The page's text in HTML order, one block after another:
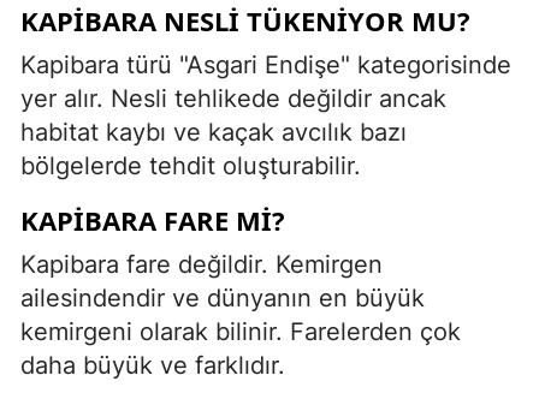
KAPIBARA NESLI TÜKENIYOR MU?
Kapibara türü "Asgari Endişe" kategorisinde
yer alır. Nesli tehlikede değildir ancak
habitat kaybı ve kaçak avcılık bazı
bölgelerde tehdit oluşturabilir.
KAPIBARA FARE MI?
Kapibara fare değildir. Kemirgen
ailesindendir ve dünyanın en büyük
kemirgeni olarak bilinir. Farelerden çok
daha büyük ve farklıdır.